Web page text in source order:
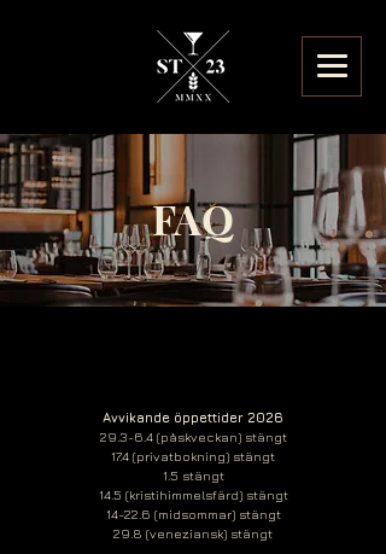
FAQ
Avvikande öppettider 2026
29.3-6.4 (påskveckan) stängt
17.4 (privatbokning) stängt
1.5 stängt
14.5 (kristihimmelsfärd) stängt
14-22.6 (midsommar) stängt
29.8 (veneziansk) stängt